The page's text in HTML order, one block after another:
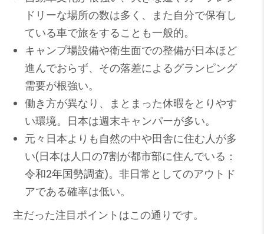
ドリーな場所の数は多く、また自分で保有し
ている車で旅をすることも一般的。
キャンプ場設備や衛生面での整備が日本ほど
進んでおらず、その落差によるグランピング
需要が根強い。
働き方が異なり、まとまった休暇をとりやす
い環境。日本は週末キャンパーが多い。
元々日本よりも自然の中や田舎に住む人が多
い(日本は人口の7割が都市部に住んでいる：
令和2年国勢調査)。非日常としてのアウトド
アである確率は低い。
主だった注目ポイントはこの通りです。